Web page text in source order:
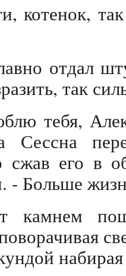
котенок,
отдал
так
тебя,
Сессна
сжав его в
- Больше
камнем